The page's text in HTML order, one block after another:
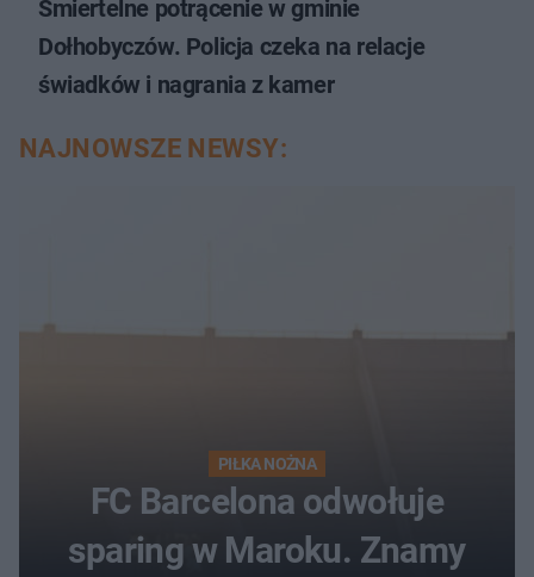
Śmiertelne potrącenie w gminie
Dołhobyczów. Policja czeka na relacje
świadków i nagrania z kamer
NAJNOWSZE NEWSY:
PIŁKA NOŻNA
FC Barcelona odwołuje
sparing w Maroku. Znamy